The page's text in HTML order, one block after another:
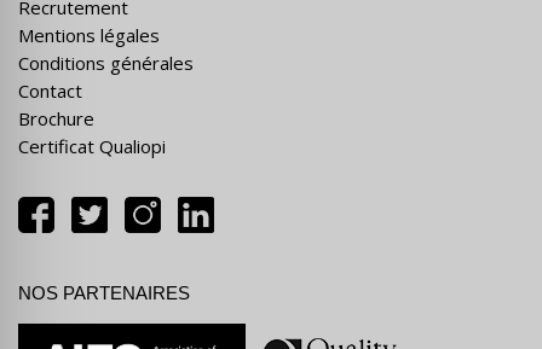
Recrutement
Mentions légales
Conditions générales
Contact
Brochure
Certificat Qualiopi
NOS PARTENAIRES